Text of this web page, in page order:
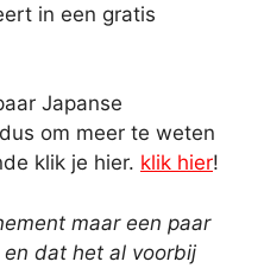
in een gratis
Japanse
om meer te weten
klik je hier. klik hier!
maar een paar
dat het al voorbij